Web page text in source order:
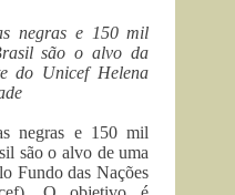
negras e 150 mil
são o alvo da
do Unicef Helena
negras e 150 mil
são o alvo de uma
Fundo das Nações